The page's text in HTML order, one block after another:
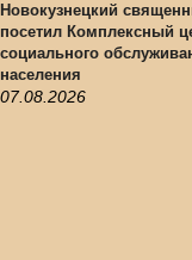
Новокузнецкий
посетил Комплексный
социального
населения
07.08.2026